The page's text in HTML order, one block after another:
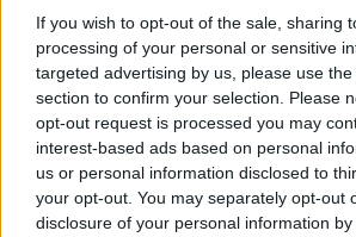
If you wish to opt-out of the sale, sharing
processing of your personal or sensitive
targeted advertising by us, please use
section to confirm your selection. Please
opt-out request is processed you may
interest-based ads based on personal
us or personal information disclosed to
your opt-out. You may separately opt-out
disclosure of your personal information
Palvelukielet
Suomi
Englanti
Yhtiökoko